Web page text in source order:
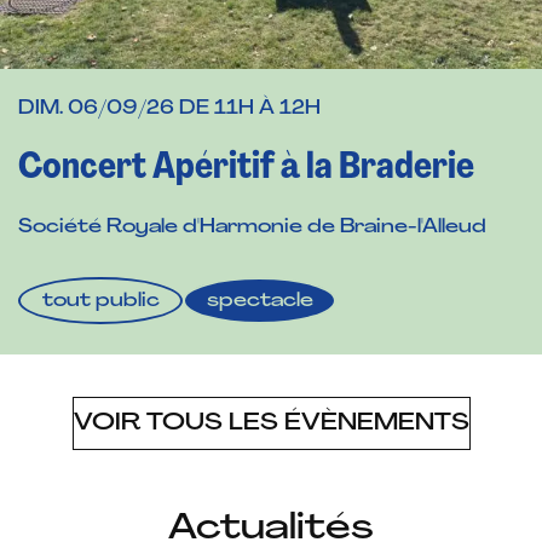
l
e
s
e
t
DIM. 06/09/26 DE 11H À 12H
Concert Apéritif à la Braderie
Société Royale d'Harmonie de Braine-l'Alleud
tout public spectacle
VOIR TOUS LES ÉVÈNEMENTS
Actualités